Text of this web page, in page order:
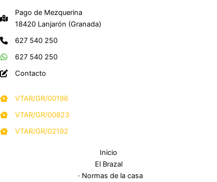
Pago de Mezquerina
18420 Lanjarón (Granada)
627 540 250
627 540 250
Contacto
VTAR/GR/00196
VTAR/GR/00823
VTAR/GR/02192
Inicio
El Brazal
· Normas de la casa